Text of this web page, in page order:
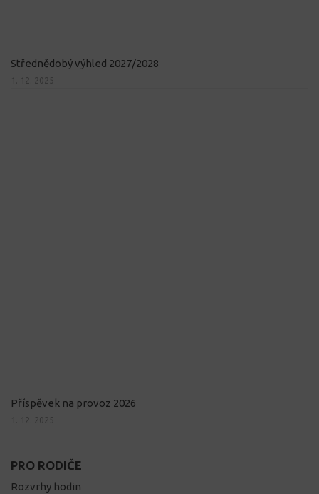
Střednědobý výhled 2027/2028
1. 12. 2025
Příspěvek na provoz 2026
1. 12. 2025
PRO RODIČE
Rozvrhy hodin